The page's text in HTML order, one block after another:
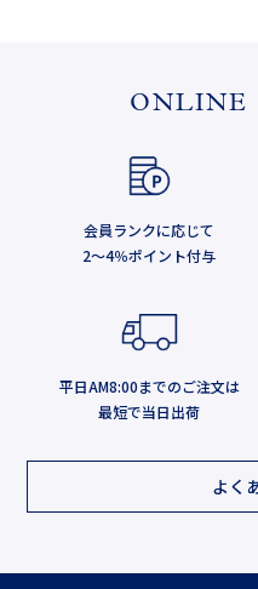
ONLINE
会員ランクに応じて
2～4％ポイント付与
平日AM8:00までのご注文は
最短で当日出荷
よく